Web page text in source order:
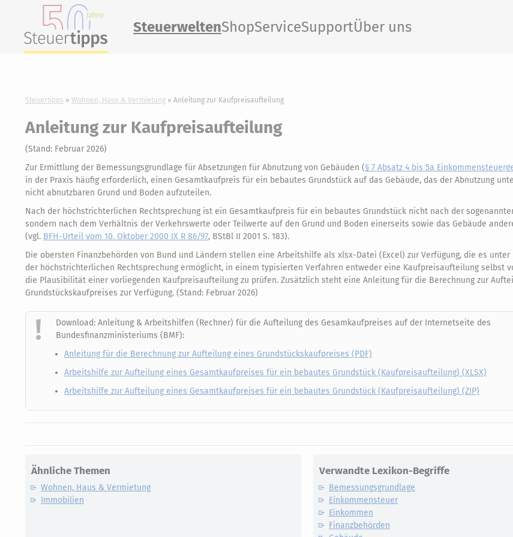
SteuerweltenShopServiceSupportÜber uns
Steuertipps Wohnen, Haus & Vermietung Anleitung zur Kaufpreisaufteilung
Anleitung zur Kaufpreisaufteilung
(Stand: Februar 2026)
Zur Ermittlung der Bemessungsgrundlage für Absetzungen für Abnutzung von Gebäuden (§ 7 Absatz 4 bis 5a
in der Praxis häufig erforderlich, einen Gesamtkaufpreis für ein bebautes Grundstück auf das Gebäude, das der Abnutzung
nicht abnutzbaren Grund und Boden aufzuteilen.
Nach der höchstrichterlichen Rechtsprechung ist ein Gesamtkaufpreis für ein bebautes Grundstück nicht nach der
sondern nach dem Verhältnis der Verkehrswerte oder Teilwerte auf den Grund und Boden einerseits sowie das Gebäude
(vgl. BFH-Urteil vom 10. Oktober 2000 IX R 86/97, BStBl II 2001 S. 183).
Die obersten Finanzbehörden von Bund und Ländern stellen eine Arbeitshilfe als xlsx-Datei (Excel) zur Verfügung, die es unter
der höchstrichterlichen Rechtsprechung ermöglicht, in einem typisierten Verfahren entweder eine Kaufpreisaufteilung selbst
die Plausibilität einer vorliegenden Kaufpreisaufteilung zu prüfen. Zusätzlich steht eine Anleitung für die Berechnung zur
Grundstückskaufpreises zur Verfügung. (Stand: Februar 2026)
Download: Anleitung & Arbeitshilfen (Rechner) für die Aufteilung des Gesamkaufpreises auf der Internetseite des
Bundesfinanzministeriums (BMF):
Anleitung für die Berechnung zur Aufteilung eines Grundstückskaufpreises (PDF)
Arbeitshilfe zur Aufteilung eines Gesamtkaufpreises für ein bebautes Grundstück (Kaufpreisaufteilung) (XLSX)
Arbeitshilfe zur Aufteilung eines Gesamtkaufpreises für ein bebautes Grundstück (Kaufpreisaufteilung) (ZIP)
Ähnliche Themen
Wohnen, Haus & Vermietung
Immobilien
Verwandte Lexikon-Begriffe
Bemessungsgrundlage
Einkommensteuer
Einkommen
Finanzbehörden